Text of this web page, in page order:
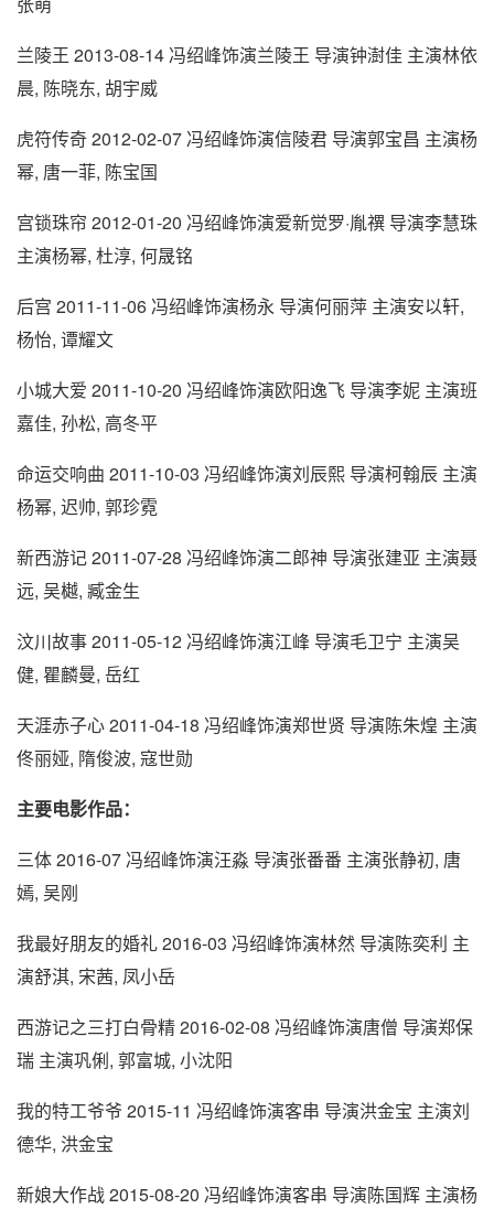
兰陵王 2013-08-14 冯绍峰饰演兰陵王 导演钟澍佳 主演林依
晨, 陈晓东, 胡宇威
虎符传奇 2012-02-07 冯绍峰饰演信陵君 导演郭宝昌 主演杨
幂, 唐一菲, 陈宝国
宫锁珠帘 2012-01-20 冯绍峰饰演爱新觉罗·胤禩 导演李慧珠
主演杨幂, 杜淳, 何晟铭
后宫 2011-11-06 冯绍峰饰演杨永 导演何丽萍 主演安以轩,
杨怡, 谭耀文
小城大爱 2011-10-20 冯绍峰饰演欧阳逸飞 导演李妮 主演班
嘉佳, 孙松, 高冬平
命运交响曲 2011-10-03 冯绍峰饰演刘辰熙 导演柯翰辰 主演
杨幂, 迟帅, 郭珍霓
新西游记 2011-07-28 冯绍峰饰演二郎神 导演张建亚 主演聂
远, 吴樾, 臧金生
汶川故事 2011-05-12 冯绍峰饰演江峰 导演毛卫宁 主演吴
健, 瞿麟曼, 岳红
天涯赤子心 2011-04-18 冯绍峰饰演郑世贤 导演陈朱煌 主演
佟丽娅, 隋俊波, 寇世勋
主要电影作品：
三体 2016-07 冯绍峰饰演汪淼 导演张番番 主演张静初, 唐
嫣, 吴刚
我最好朋友的婚礼 2016-03 冯绍峰饰演林然 导演陈奕利 主
演舒淇, 宋茜, 凤小岳
西游记之三打白骨精 2016-02-08 冯绍峰饰演唐僧 导演郑保
瑞 主演巩俐, 郭富城, 小沈阳
我的特工爷爷 2015-11 冯绍峰饰演客串 导演洪金宝 主演刘
德华, 洪金宝
新娘大作战 2015-08-20 冯绍峰饰演客串 导演陈国辉 主演杨